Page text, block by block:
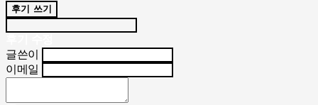
후기 쓰기
글쓴이
이메일